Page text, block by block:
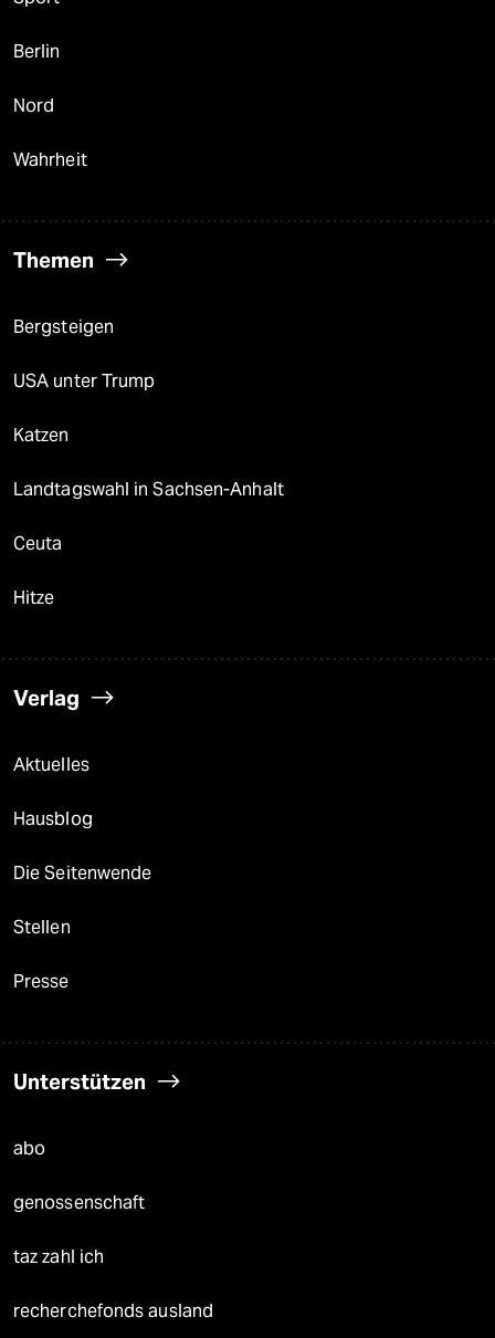
Berlin
Nord
Wahrheit
Themen
Bergsteigen
USA unter Trump
Katzen
Landtagswahl in Sachsen-Anhalt
Ceuta
Hitze
Verlag
Aktuelles
Hausblog
Die Seitenwende
Stellen
Presse
Unterstützen
abo
genossenschaft
taz zahl ich
recherchefonds ausland